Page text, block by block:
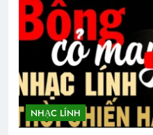
NHẠC LÍNH